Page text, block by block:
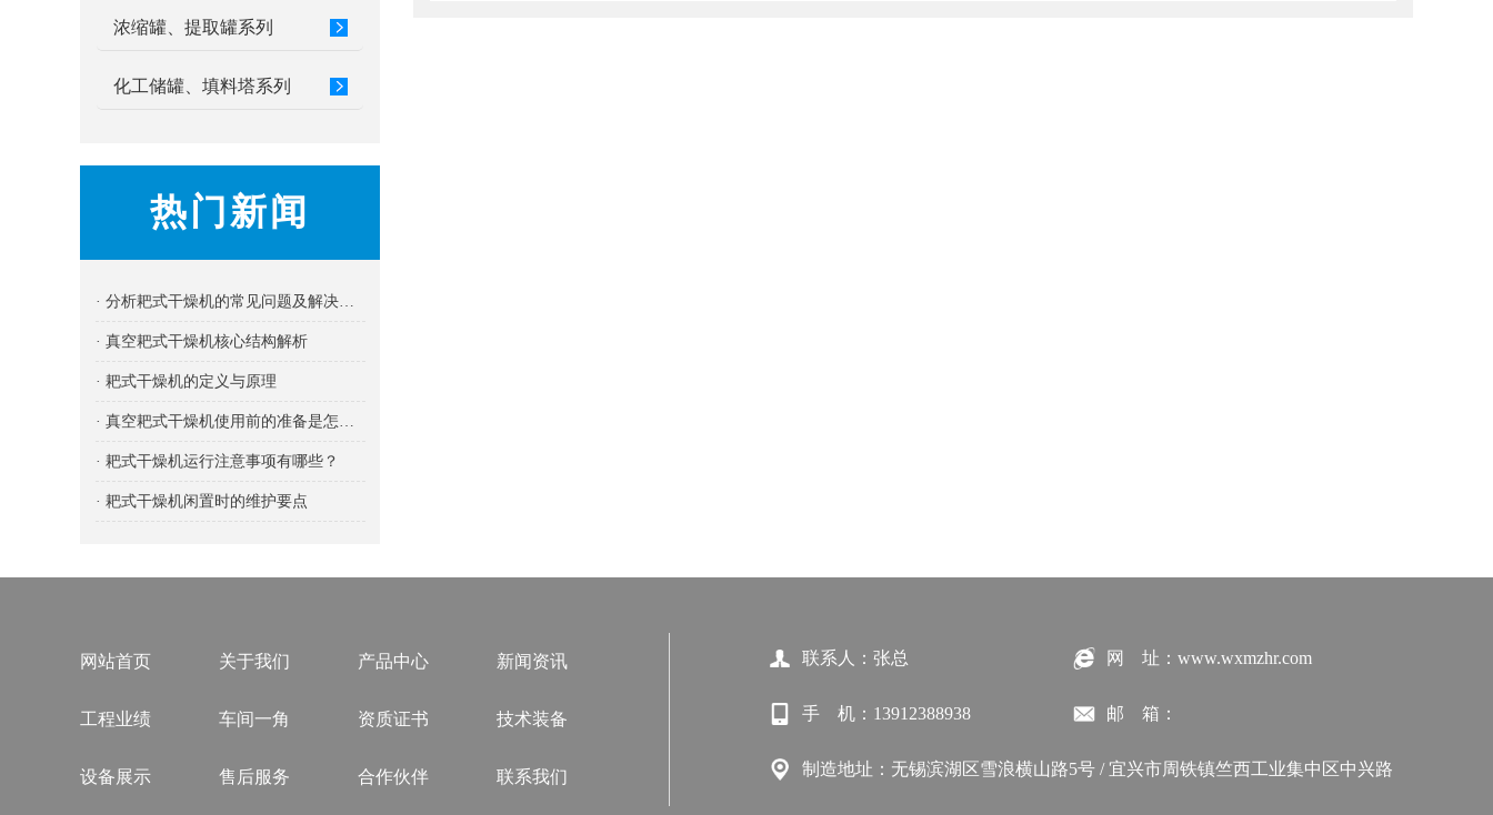
浓缩罐、提取罐系列
化工储罐、填料塔系列
热门新闻
· 分析耙式干燥机的常见问题及解决办法
· 真空耙式干燥机核心结构解析
· 耙式干燥机的定义与原理
· 真空耙式干燥机使用前的准备是怎样的？
· 耙式干燥机运行注意事项有哪些？
· 耙式干燥机闲置时的维护要点
网站首页 关于我们 产品中心 新闻资讯
工程业绩 车间一角 资质证书 技术装备
设备展示 售后服务 合作伙伴 联系我们
联系人：张总 网 址：www.wxmzhr.com
手 机：13912388938 邮 箱：
制造地址：无锡滨湖区雪浪横山路5号 / 宜兴市周铁镇竺西工业集中区中兴路